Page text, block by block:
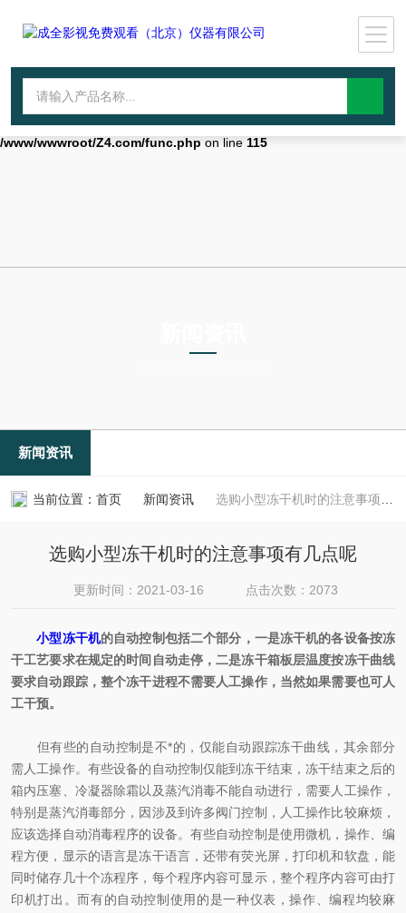
Warning: mkdir(): No space left on device in
file_put_contents(./cachefile_yuan/wwyjgs.com/cache/d4/411c7/
failed to open stream: No such file or directory in
/www/wwwroot/Z4.com/func.php on line 115
新闻资讯
当前位置： 首页 新闻资讯 选购小型冻干机时的注意事项有几点呢
选购小型冻干机时的注意事项有几点呢
更新时间：2021-03-16 点击次数：2073
小型冻干机的自动控制包括二个部分，一是冻干机的各设备按冻
干工艺要求在规定的时间自动走停，二是冻干箱板层温度按冻干曲线
要求自动跟踪，整个冻干进程不需要人工操作，当然如果需要也可人
工干预。
但有些的自动控制是不*的，仅能自动跟踪冻干曲线，其余部分
需人工操作。有些设备的自动控制仅能到冻干结束，冻干结束之后的
箱内压塞、冷凝器除霜以及蒸汽消毒不能自动进行，需要人工操作，
特别是蒸汽消毒部分，因涉及到许多阀门控制，人工操作比较麻烦，
应该选择自动消毒程序的设备。有些自动控制是使用微机，操作、编
程方便，显示的语言是冻干语言，还带有荧光屏，打印机和软盘，能
同时储存几十个冻程序，每个程序内容可显示，整个程序内容可由打
印机打出。而有的自动控制使用的是一种仪表，操作、编程均较麻